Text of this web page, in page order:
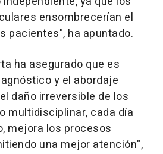
ensombrecerían el
pacientes", ha apuntado.
ha asegurado que es
y el abordaje
daño irreversible de los
multidisciplinar, cada día
mejora los procesos
una mejor atención",